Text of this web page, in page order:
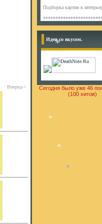
Вперед->
Подборка картин к
Идеи со вкусом.
Сегодня было уже 46
(100 хитов)
*